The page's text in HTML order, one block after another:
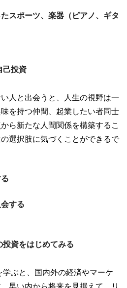
スポーツ、楽器（ピアノ、ギタ
己投資
人と出会うと、人生の視野は一
を持つ仲間、起業したい者同士
ら新たな人間関係を構築するこ
選択肢に気づくことができるで
する
資をはじめてみる
ぶと、国内外の経済やマーケ
早い内から将来を見据えて、リ